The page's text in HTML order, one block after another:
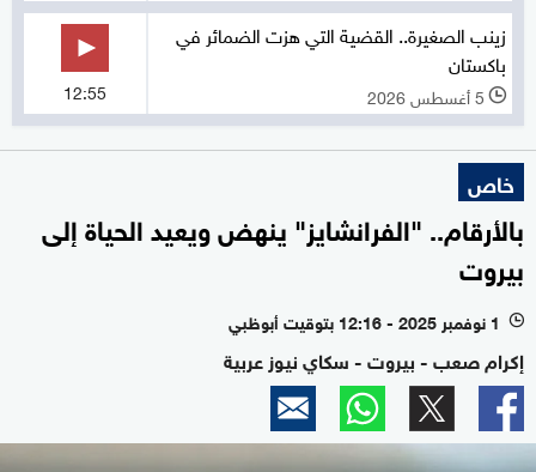
زينب الصغيرة.. القضية التي هزت الضمائر في
باكستان
l 5 أغسطس 2026 12:55
خاص
بالأرقام.. "الفرانشايز" ينهض ويعيد الحياة إلى
بيروت
l 1 نوفمبر 2025 - 12:16 بتوقيت أبوظبي
إكرام صعب - بيروت - سكاي نيوز عربية